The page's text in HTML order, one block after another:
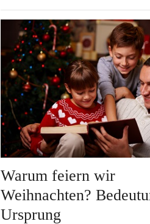
Warum feiern wir
Weihnachten?
Ursprung